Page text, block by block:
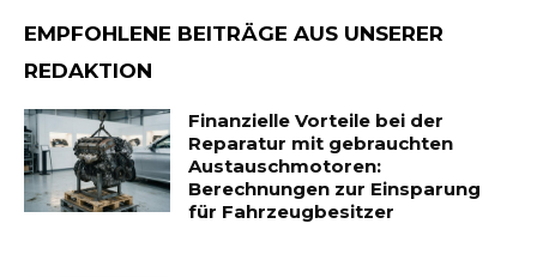
EMPFOHLENE BEITRÄGE AUS UNSERER
REDAKTION
Finanzielle Vorteile bei der
Reparatur mit gebrauchten
Austauschmotoren:
Berechnungen zur Einsparung
für Fahrzeugbesitzer